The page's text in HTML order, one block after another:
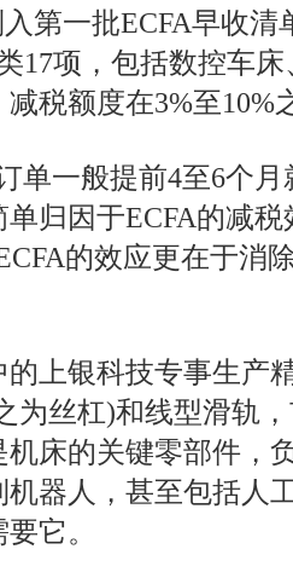
第一批ECFA早收
17项，包括数控车
税额度在3%至10%
一般提前4至6个月
归因于ECFA的减
的效应更在于消
银科技专事生产
为丝杠)和线型滑轨
床的关键零部件，
机器人，甚至包括人
它。